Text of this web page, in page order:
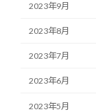
2023年9月
2023年8月
2023年7月
2023年6月
2023年5月